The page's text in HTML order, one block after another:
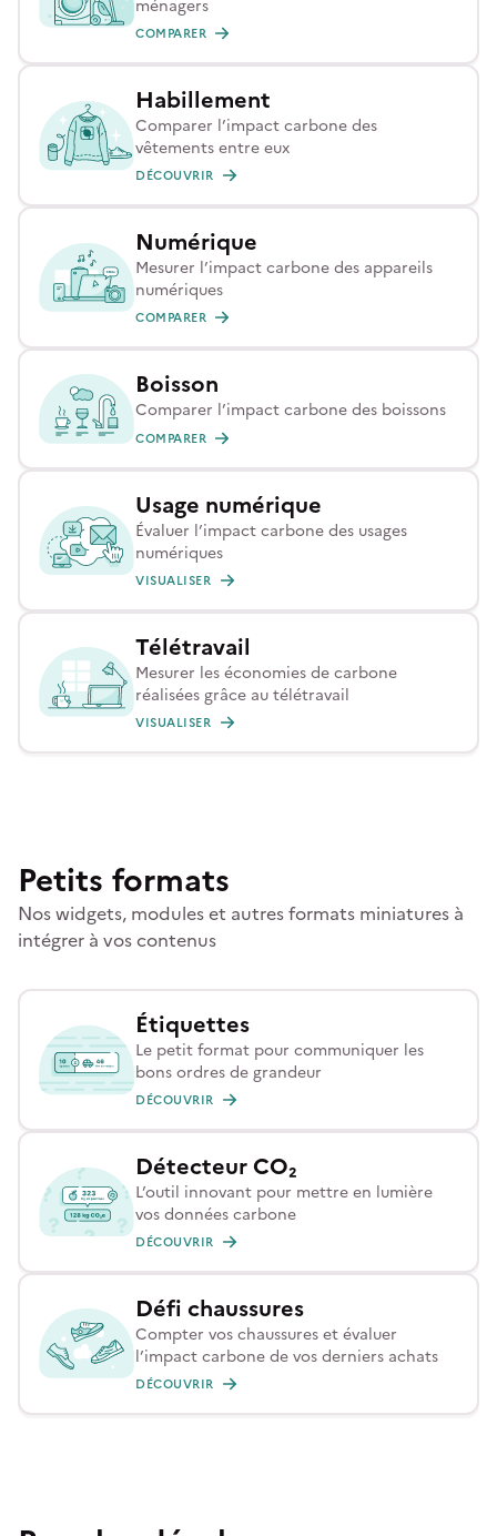
ménagers
COMPARER
Habillement
Comparer l’impact carbone des
vêtements entre eux
DÉCOUVRIR
Numérique
Mesurer l’impact carbone des appareils
numériques
COMPARER
Boisson
Comparer l’impact carbone des boissons
COMPARER
Usage numérique
Évaluer l’impact carbone des usages
numériques
VISUALISER
Télétravail
Mesurer les économies de carbone
réalisées grâce au télétravail
VISUALISER
Petits formats
Nos widgets, modules et autres formats miniatures à
intégrer à vos contenus
Étiquettes
Le petit format pour communiquer les
bons ordres de grandeur
DÉCOUVRIR
Détecteur CO₂
L’outil innovant pour mettre en lumière
vos données carbone
DÉCOUVRIR
Défi chaussures
Compter vos chaussures et évaluer
l’impact carbone de vos derniers achats
DÉCOUVRIR